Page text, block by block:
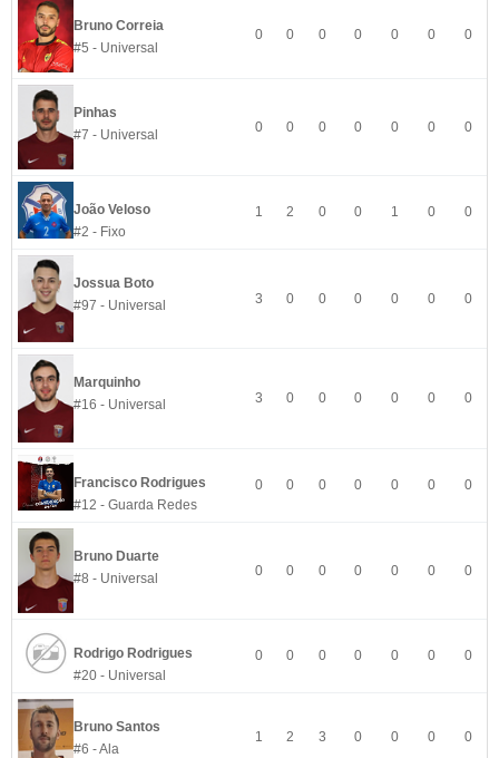
Bruno Correia
#5 - Universal
0 0 0 0 0 0 0
Pinhas
#7 - Universal
0 0 0 0 0 0 0
João Veloso
#2 - Fixo
1 2 0 0 1 0 0
Jossua Boto
#97 - Universal
3 0 0 0 0 0 0
Marquinho
#16 - Universal
3 0 0 0 0 0 0
Francisco Rodrigues
#12 - Guarda Redes
0 0 0 0 0 0 0
Bruno Duarte
#8 - Universal
0 0 0 0 0 0 0
Rodrigo Rodrigues
#20 - Universal
0 0 0 0 0 0 0
Bruno Santos
#6 - Ala
1 2 3 0 0 0 0